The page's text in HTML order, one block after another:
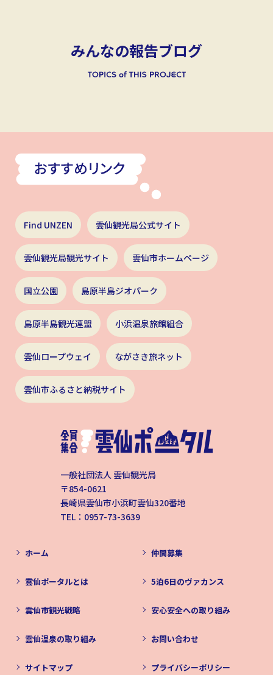
みんなの報告ブログ
Find UNZEN 雲仙観光局公式サイト
雲仙観光局観光サイト 雲仙市ホームページ
国立公園 島原半島ジオパーク
島原半島観光連盟 小浜温泉旅館組合
雲仙ロープウェイ ながさき旅ネット
雲仙市ふるさと納税サイト
一般社団法人 雲仙観光局
〒854-0621
長崎県雲仙市小浜町雲仙320番地
TEL：0957-73-3639
ホーム
雲仙ポータルとは
雲仙市観光戦略
雲仙温泉の取り組み
仲間募集
5泊6日のヴァカンス
安心安全への取り組み
お問い合わせ
サイトマップ プライバシーポリシー